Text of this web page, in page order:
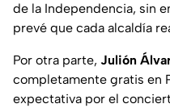
de la Independencia, sin
prevé que cada alcaldía
Por otra parte, Julión
completamente gratis en
expectativa por el